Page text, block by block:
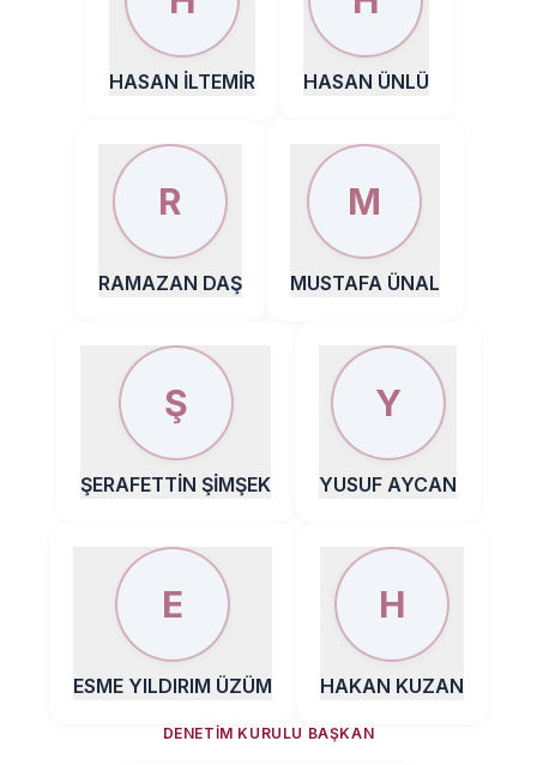
HASAN İLTEMİR HASAN ÜNLÜ
R
RAMAZAN DAŞ
M
MUSTAFA ÜNAL
Ş
ŞERAFETTİN ŞİMŞEK
Y
YUSUF AYCAN
E
ESME YILDIRIM ÜZÜM
H
HAKAN KUZAN
DENETIM KURULU BAŞKAN